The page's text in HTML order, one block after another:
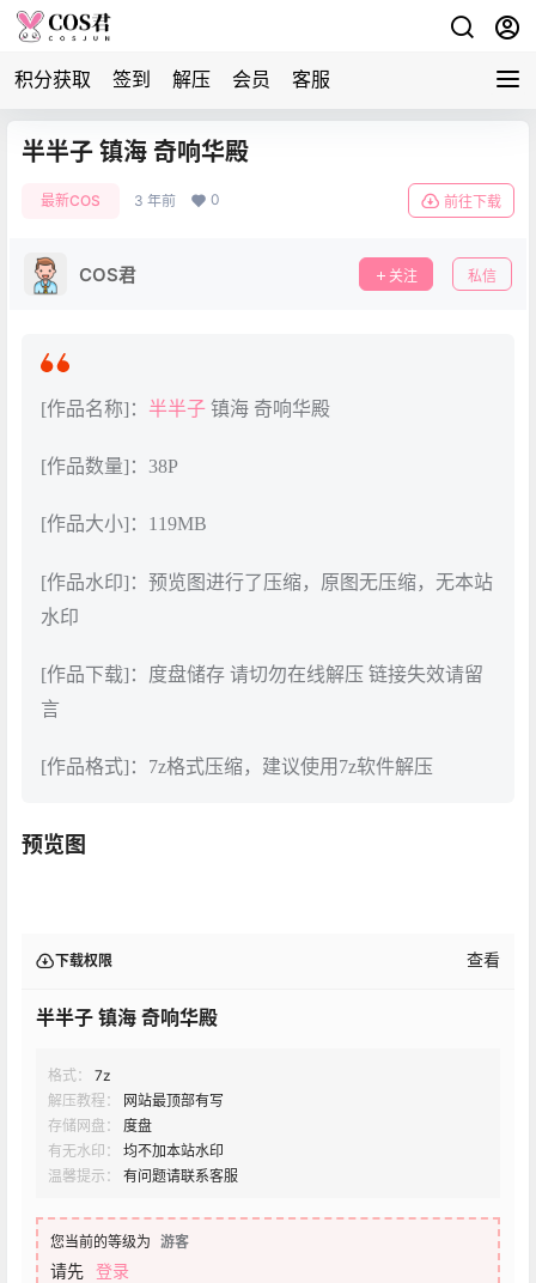
积分获取 签到 解压 会员 客服
半半子 镇海 奇响华殿
最新COS 3 年前 0 前往下载
COS君 关注 私信
[作品名称]： 半半子 镇海 奇响华殿
[作品数量]：38P
[作品大小]：119MB
[作品水印]：预览图进行了压缩，原图无压缩，无本站
水印
[作品下载]：度盘储存 请切勿在线解压 链接失效请留
言
[作品格式]：7z格式压缩，建议使用7z软件解压
预览图
下载权限 查看
半半子 镇海 奇响华殿
格式：
7z
解压教程：
网站最顶部有写
存储网盘：
度盘
有无水印：
均不加本站水印
温馨提示：
有问题请联系客服
您当前的等级为 游客
请先 登录